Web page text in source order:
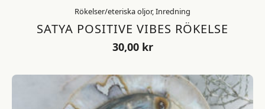
Rökelser/eteriska oljor, Inredning
SATYA POSITIVE VIBES RÖKELSE
30,00 kr